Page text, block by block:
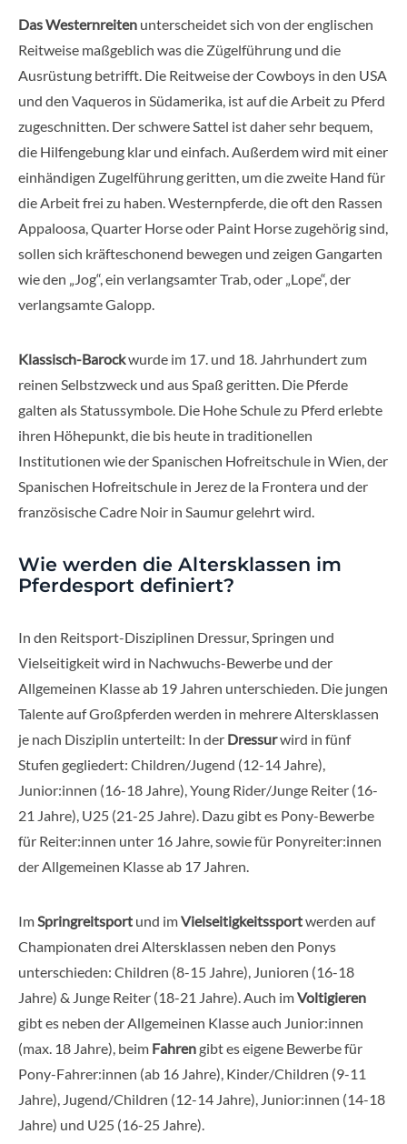
Das Westernreiten unterscheidet sich von der englischen
Reitweise maßgeblich was die Zügelführung und die
Ausrüstung betrifft. Die Reitweise der Cowboys in den USA
und den Vaqueros in Südamerika, ist auf die Arbeit zu Pferd
zugeschnitten. Der schwere Sattel ist daher sehr bequem,
die Hilfengebung klar und einfach. Außerdem wird mit einer
einhändigen Zugelführung geritten, um die zweite Hand für
die Arbeit frei zu haben. Westernpferde, die oft den Rassen
Appaloosa, Quarter Horse oder Paint Horse zugehörig sind,
sollen sich kräfteschonend bewegen und zeigen Gangarten
wie den „Jog“, ein verlangsamter Trab, oder „Lope“, der
verlangsamte Galopp.
Klassisch-Barockwurde im 17. und 18. Jahrhundert zum
reinen Selbstzweck und aus Spaß geritten. Die Pferde
galten als Statussymbole. Die Hohe Schule zu Pferd erlebte
ihren Höhepunkt, die bis heute in traditionellen
Institutionen wie der Spanischen Hofreitschule in Wien, der
Spanischen Hofreitschule in Jerez de la Frontera und der
französische Cadre Noir in Saumur gelehrt wird.
Wie werden die Altersklassen im
Pferdesport definiert?
In den Reitsport-Disziplinen Dressur, Springen und
Vielseitigkeit wird in Nachwuchs-Bewerbe und der
Allgemeinen Klasse ab 19 Jahren unterschieden. Die jungen
Talente auf Großpferden werden in mehrere Altersklassen
je nach Disziplin unterteilt: In der Dressurwird in fünf
Stufen gegliedert: Children/Jugend (12-14 Jahre),
Junior:innen (16-18 Jahre), Young Rider/Junge Reiter (16-
21 Jahre), U25 (21-25 Jahre). Dazu gibt es Pony-Bewerbe
für Reiter:innen unter 16 Jahre, sowie für Ponyreiter:innen
der Allgemeinen Klasse ab 17 Jahren.
Im Springreitsport und imVielseitigkeitssportwerden auf
Championaten drei Altersklassen neben den Ponys
unterschieden: Children (8-15 Jahre), Junioren (16-18
Jahre) & Junge Reiter (18-21 Jahre). Auch imVoltigieren
gibt es neben der Allgemeinen Klasse auch Junior:innen
(max. 18 Jahre), beim Fahrengibt es eigene Bewerbe für
Pony-Fahrer:innen (ab 16 Jahre), Kinder/Children (9-11
Jahre), Jugend/Children (12-14 Jahre), Junior:innen (14-18
Jahre) und U25 (16-25 Jahre).